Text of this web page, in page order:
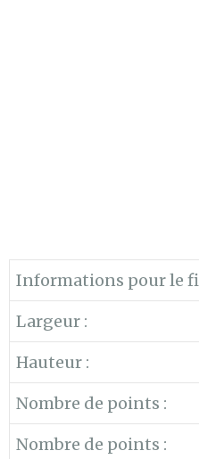
Informations pour le
Largeur :
Hauteur :
Nombre de points :
Nombre de points :